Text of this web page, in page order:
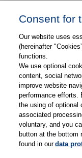
Karriere
Kontakt
Web-Semniare
Anwenderberichte
Partner
Consent for
Our website uses
(hereinafter
functions.
We use optional
content, social
improve website
performance efforts.
the using of optional
associated
voluntary, and you
button at the bottom
found in ourdata